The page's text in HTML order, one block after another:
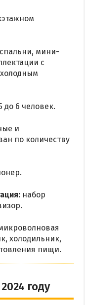
спальни, мини-
с
до 6 человек.
и
по количеству
набор
холодильник,
пищи.
году